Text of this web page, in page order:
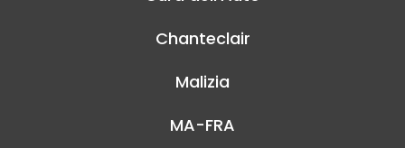
Chanteclair
Malizia
MA-FRA